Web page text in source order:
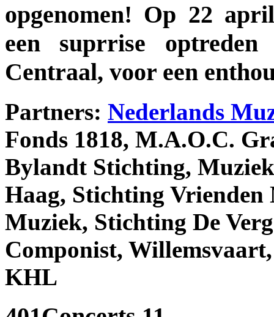
opgenomen! Op 22
een suprrise
Centraal, voor een
Partners: Nederlands
Fonds 1818, M.A.O.C.
Bylandt Stichting,
Haag, Stichting Vrienden
Muziek, Stichting De
Componist,
KHL